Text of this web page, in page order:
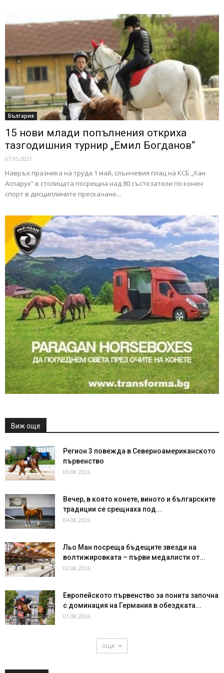
България
15 нови млади попълнения откриха
тазгодишния турнир „Емил Богданов“
07.05.2021
Навръх празника на труда 1 май, слънчевия плац на КСБ „Хан
Аспарух“ в столицата посрещна над 80 състезатели по конен
спорт в дисциплините прeскачане...
Виж още
Регион 3 повежда в Северноамериканското
първенство
06.08.2026
Вечер, в която конете, виното и българските
традиции се срещнаха под...
04.08.2026
Льо Ман посреща бъдещите звезди на
волтижировката – първи медалисти от...
02.08.2026
Европейското първенство за понита започна
с доминация на Германия в обездката...
01.08.2026
още